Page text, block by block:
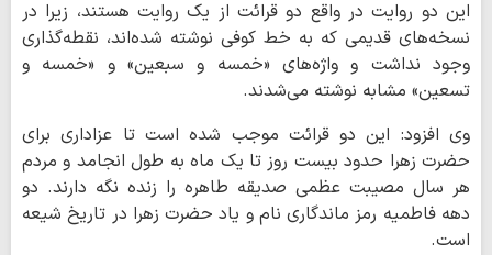
این دو روایت در واقع دو قرائت از یک روایت هستند، زیرا در
نسخه‌های قدیمی که به خط کوفی نوشته شده‌اند، نقطه‌گذاری
وجود نداشت و واژه‌های «خمسه و سبعین» و «خمسه و
تسعین» مشابه نوشته می‌شدند.
وی افزود: این دو قرائت موجب شده است تا عزاداری برای
حضرت زهرا حدود بیست روز تا یک ماه به طول انجامد و مردم
هر سال مصیبت عظمی صدیقه طاهره را زنده نگه دارند. دو
دهه فاطمیه رمز ماندگاری نام و یاد حضرت زهرا در تاریخ شیعه
است.